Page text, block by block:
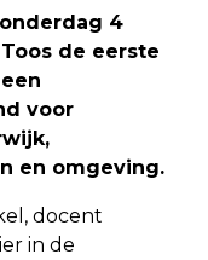
4
de eerste
voor
en omgeving.
docent
in de